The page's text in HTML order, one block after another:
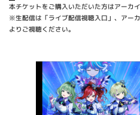
本チケットをご購入いただいた方はアーカ
※生配信は「ライブ配信視聴入口」、アー
よりご視聴ください。